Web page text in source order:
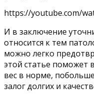
https://youtube.com/
И в заключение
относится к тем
можно легко
этой статье поможет
вес в норме,
залог долгих и